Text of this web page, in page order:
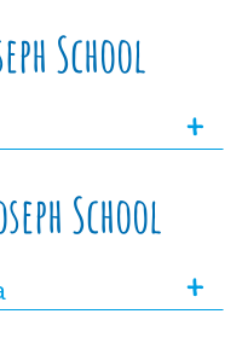
School
+
School
+